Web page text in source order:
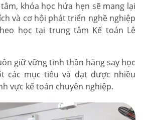
khóa học hứa hẹn sẽ mang lại
và cơ hội phát triển nghề nghiệp
học tại trung tâm Kế toán Lê
giữ vững tinh thần hăng say học
các mục tiêu và đạt được nhiều
vực kế toán chuyên nghiệp.